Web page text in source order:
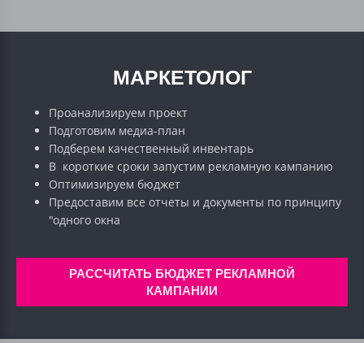
МАРКЕТОЛОГ
Проанализируем проект
Подготовим медиа-план
Подберем качественный инвентарь
В короткие сроки запустим рекламную кампанию
Оптимизируем бюджет
Предоставим все отчеты и документы по принципу
"одного окна
РАССЧИТАТЬ БЮДЖЕТ РЕКЛАМНОЙ
КАМПАНИИ